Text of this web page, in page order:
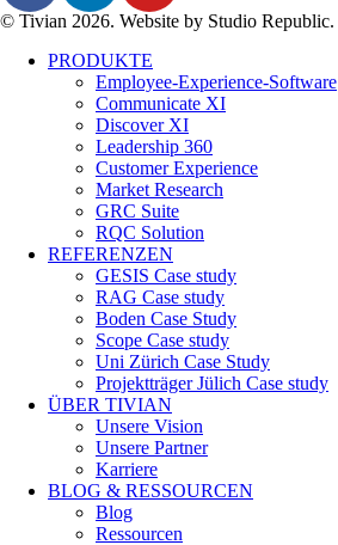
© Tivian 2026. Website by Studio Republic.
PRODUKTE
Employee-Experience-Software
Communicate XI
Discover XI
Leadership 360
Customer Experience
Market Research
GRC Suite
RQC Solution
REFERENZEN
GESIS Case study
RAG Case study
Boden Case Study
Scope Case study
Uni Zürich Case Study
Projektträger Jülich Case study
ÜBER TIVIAN
Unsere Vision
Unsere Partner
Karriere
BLOG & RESSOURCEN
Blog
Ressourcen